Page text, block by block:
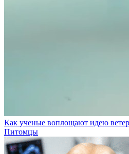
Как ученые воплощают идею
Питомцы